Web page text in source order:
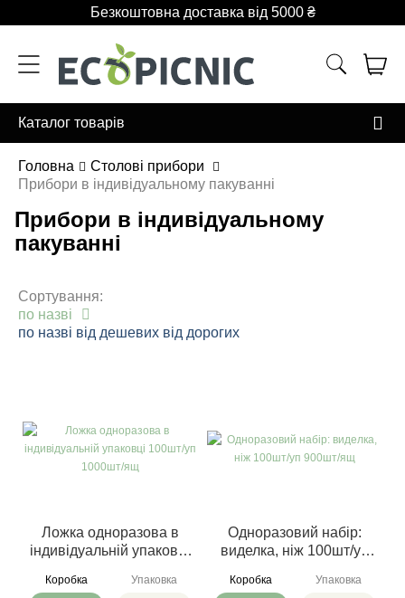
Безкоштовна доставка від 5000 ₴
Каталог товарів
Головна
Столові прибори
Прибори в індивідуальному пакуванні
Прибори в індивідуальному
пакуванні
Сортування:
по назві
по назві від дешевих від дорогих
Ложка одноразова в
індивідуальній упаковці
Коробка
Упаковка
Одноразовий набір:
виделка, ніж 100шт/уп
Коробка
Упаковка